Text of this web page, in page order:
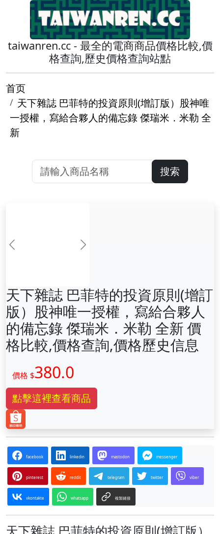
taiwanren.cc - 最全的電商商品價格比較,價
格查詢,歷史價格查詢站點
首页
天下雜誌 巴菲特的投資原則(增訂版）股神唯
一授權，寫給合夥人的備忘錄 傑瑞米．米勒 全
新
搜索
前一张 下一张
天下雜誌 巴菲特的投資原則(增訂
版）股神唯一授權，寫給合夥人
的備忘錄 傑瑞米．米勒 全新 價
格比較,價格查詢,價格歷史信息
價格 $380.0
點擊這裡查看商品
facebook linkedin mastodon messenger
pinterest reddit telegram twitter viber
vkontakte whatsapp 複製鏈接
天下雜誌 巴菲特的投資原則(增訂版）